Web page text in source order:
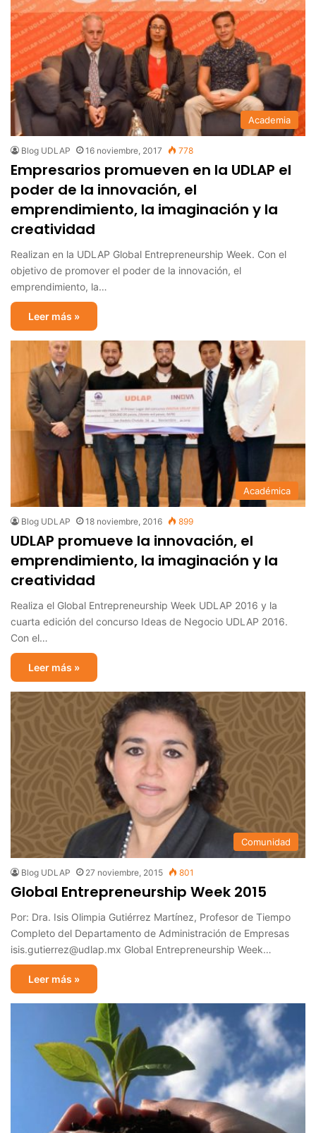
Academia
Blog UDLAP 16 noviembre, 2017 778
Empresarios promueven en la UDLAP el
poder de la innovación, el
emprendimiento, la imaginación y la
creatividad
Realizan en la UDLAP Global Entrepreneurship Week. Con el
objetivo de promover el poder de la innovación, el
emprendimiento, la…
Leer más »
Académica
Blog UDLAP 18 noviembre, 2016 899
UDLAP promueve la innovación, el
emprendimiento, la imaginación y la
creatividad
Realiza el Global Entrepreneurship Week UDLAP 2016 y la
cuarta edición del concurso Ideas de Negocio UDLAP 2016.
Con el…
Leer más »
Comunidad
Blog UDLAP 27 noviembre, 2015 801
Global Entrepreneurship Week 2015
Por: Dra. Isis Olimpia Gutiérrez Martínez, Profesor de Tiempo
Completo del Departamento de Administración de Empresas
isis.gutierrez@udlap.mx Global Entrepreneurship Week…
Leer más »